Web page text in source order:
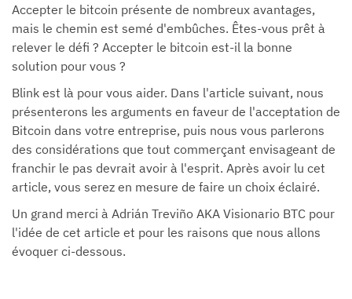
Accepter le bitcoin présente de nombreux avantages,
mais le chemin est semé d'embûches. Êtes-vous prêt à
relever le défi ? Accepter le bitcoin est-il la bonne
solution pour vous ?
Blink est là pour vous aider. Dans l'article suivant, nous
présenterons les arguments en faveur de l'acceptation de
Bitcoin dans votre entreprise, puis nous vous parlerons
des considérations que tout commerçant envisageant de
franchir le pas devrait avoir à l'esprit. Après avoir lu cet
article, vous serez en mesure de faire un choix éclairé.
Un grand merci à Adrián Treviño AKA Visionario BTC pour
l'idée de cet article et pour les raisons que nous allons
évoquer ci-dessous.